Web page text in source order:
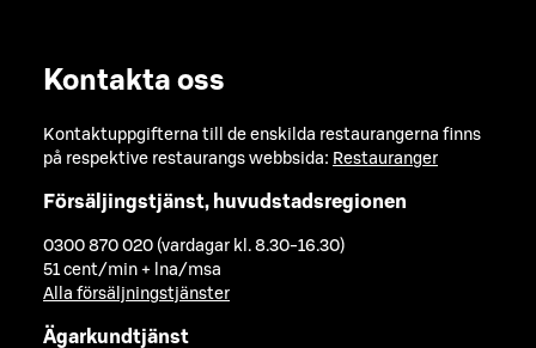
Kontakta oss
Kontaktuppgifterna till de enskilda restaurangerna finns
på respektive restaurangs webbsida: Restauranger
Försäljingstjänst, huvudstadsregionen
0300 870 020 (vardagar kl. 8.30-16.30)
51 cent/min + lna/msa
Alla försäljningstjänster
Ägarkundtjänst